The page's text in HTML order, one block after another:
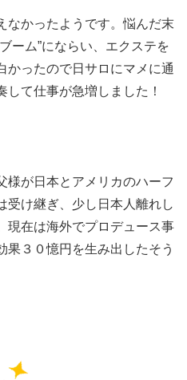
なかったようです。悩んだ末
ーム”にならい、エクステを
かったので日サロにマメに通
して仕事が急増しました！
様が日本とアメリカのハーフ
受け継ぎ、少し日本人離れし
現在は海外でプロデュース事
果３０憶円を生み出したそう